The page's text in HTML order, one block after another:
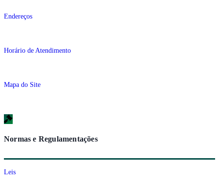
Endereços
Horário de Atendimento
Mapa do Site
Normas e Regulamentações
Leis